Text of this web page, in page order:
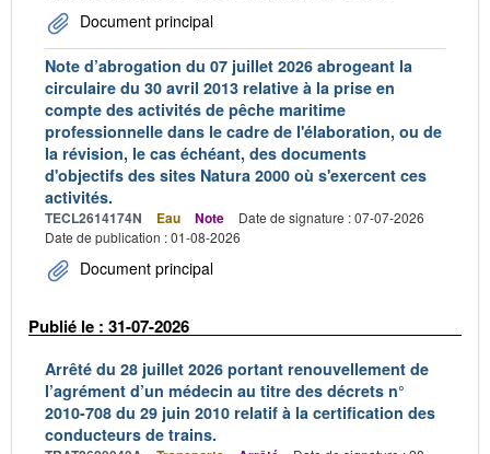
Document principal
Note d’abrogation du 07 juillet 2026 abrogeant la
circulaire du 30 avril 2013 relative à la prise en
compte des activités de pêche maritime
professionnelle dans le cadre de l'élaboration, ou de
la révision, le cas échéant, des documents
d'objectifs des sites Natura 2000 où s'exercent ces
activités.
TECL2614174N Eau Note
Date de signature : 07-07-2026
Date de publication : 01-08-2026
Document principal
Publié le : 31-07-2026
Arrêté du 28 juillet 2026 portant renouvellement de
l’agrément d’un médecin au titre des décrets n°
2010-708 du 29 juin 2010 relatif à la certification des
conducteurs de trains.